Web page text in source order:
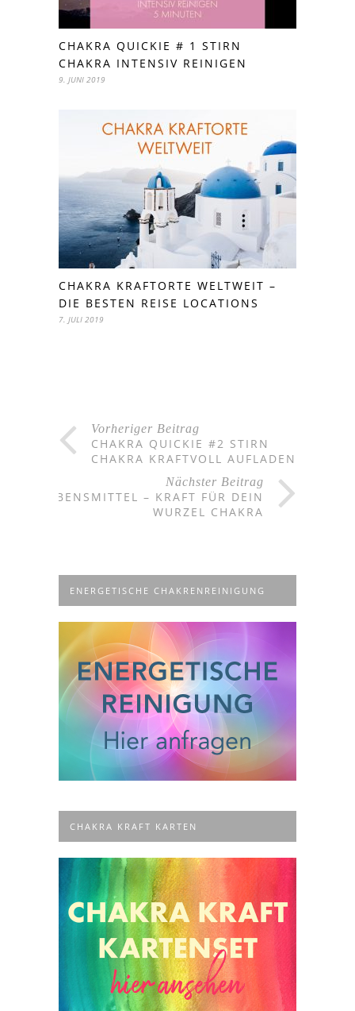
CHAKRA QUICKIE # 1 STIRN
CHAKRA INTENSIV REINIGEN
9. JUNI 2019
CHAKRA KRAFTORTE WELTWEIT –
DIE BESTEN REISE LOCATIONS
7. JULI 2019
Vorheriger Beitrag
CHAKRA QUICKIE #2 STIRN
CHAKRA KRAFTVOLL AUFLADEN
Nächster Beitrag
LEBENSMITTEL – KRAFT FÜR DEIN
WURZEL CHAKRA
ENERGETISCHE CHAKRENREINIGUNG
CHAKRA KRAFT KARTEN